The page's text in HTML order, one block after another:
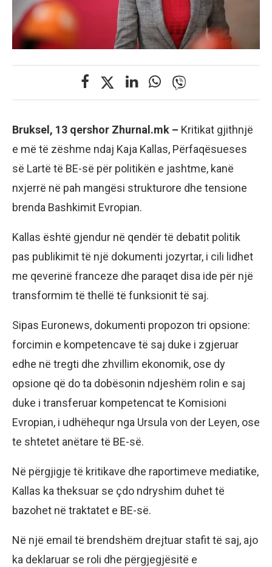
Bruksel, 13 qershor Zhurnal.mk – Kritikat gjithnjë
e më të zëshme ndaj Kaja Kallas, Përfaqësueses
së Lartë të BE-së për politikën e jashtme, kanë
nxjerrë në pah mangësi strukturore dhe tensione
brenda Bashkimit Evropian.
Kallas është gjendur në qendër të debatit politik
pas publikimit të një dokumenti jozyrtar, i cili lidhet
me qeverinë franceze dhe paraqet disa ide për një
transformim të thellë të funksionit të saj.
Sipas Euronews, dokumenti propozon tri opsione:
forcimin e kompetencave të saj duke i zgjeruar
edhe në tregti dhe zhvillim ekonomik, ose dy
opsione që do ta dobësonin ndjeshëm rolin e saj
duke i transferuar kompetencat te Komisioni
Evropian, i udhëhequr nga Ursula von der Leyen, ose
te shtetet anëtare të BE-së.
Në përgjigje të kritikave dhe raportimeve mediatike,
Kallas ka theksuar se çdo ndryshim duhet të
bazohet në traktatet e BE-së.
Në një email të brendshëm drejtuar stafit të saj, ajo
ka deklaruar se roli dhe përgjegjësitë e